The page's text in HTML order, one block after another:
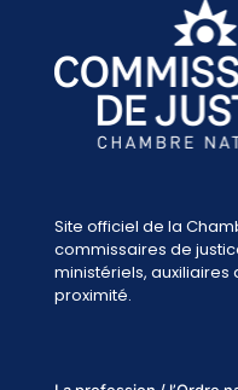
Site officiel de la
commissaires de
ministériels, auxiliaires
proximité.